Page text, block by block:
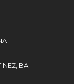
BA